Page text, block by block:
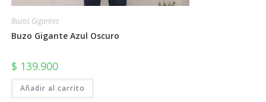
Buzos Gigantes
Buzo Gigante Azul Oscuro
$ 139.900
Añadir al carrito